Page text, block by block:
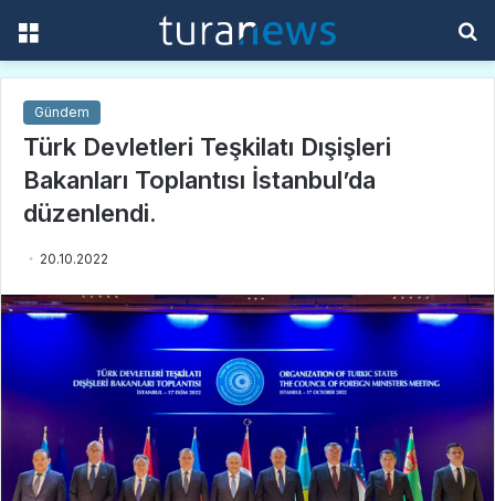
Gündem
Türk Devletleri Teşkilatı Dışişleri
Bakanları Toplantısı İstanbul’da
düzenlendi.
20.10.2022